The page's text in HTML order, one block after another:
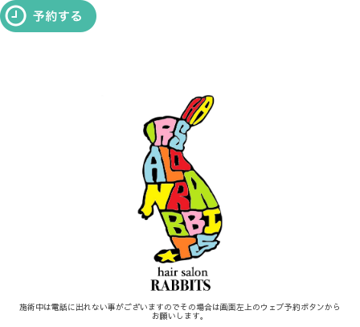
施術中は電話に出れない事がございますのでその場合は画面左上のウェブ予約ボタンから
お願いします。